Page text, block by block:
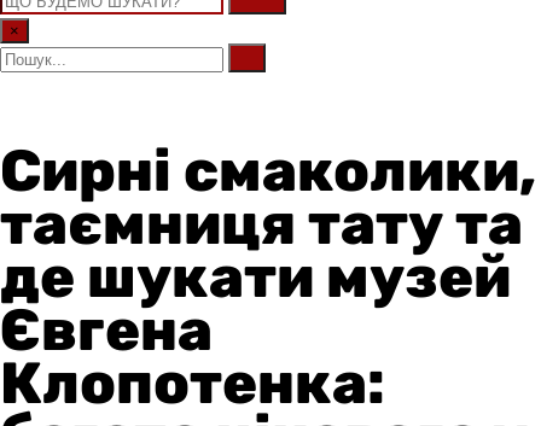
×
Сирні смаколики,
таємниця тату та
де шукати музей
Євгена
Клопотенка: